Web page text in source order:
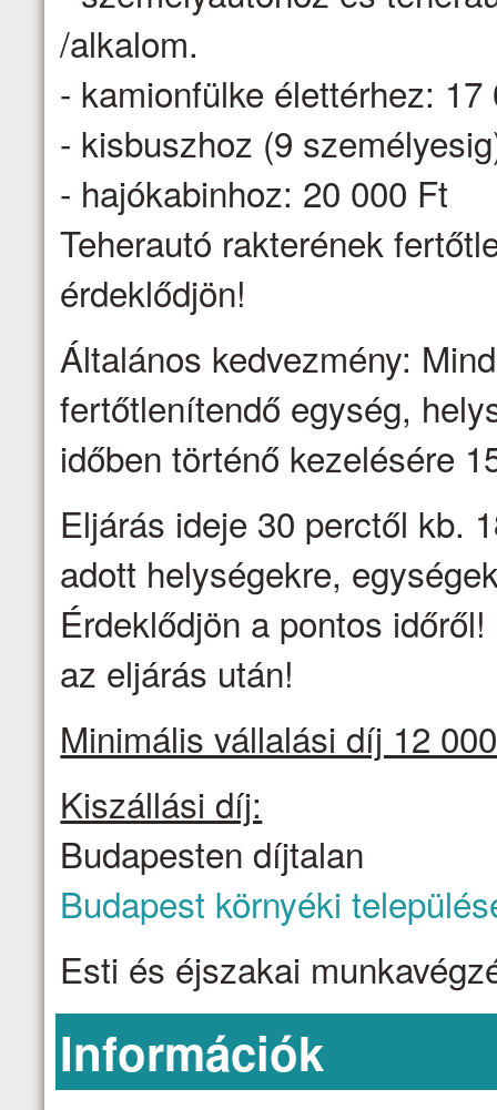
/alkalom.
- kamionfülke élettérhez: 17
- kisbuszhoz (9
- hajókabinhoz: 20 000 Ft
Teherautó rakterének
érdeklődjön!
Általános kedvezmény:
fertőtlenítendő egység,
időben történő kezelésére
Eljárás ideje 30 perctől kb.
adott helységekre,
Érdeklődjön a pontos
az eljárás után!
Minimális vállalási díj 12
Kiszállási díj:
Budapesten díjtalan
Budapest környéki
Esti és éjszakai
Információk